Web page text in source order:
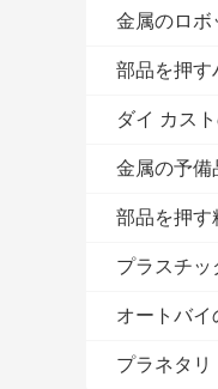
金属のロボ
部品を押す
ダイ カス
金属の予備
部品を押す
プラスチ
オートバイ
プラネタリ